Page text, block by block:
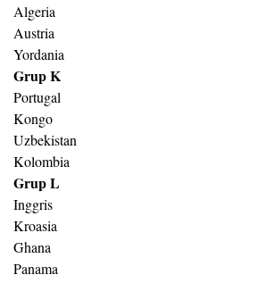
Algeria
Austria
Yordania
Grup K
Portugal
Kongo
Uzbekistan
Kolombia
Grup L
Inggris
Kroasia
Ghana
Panama